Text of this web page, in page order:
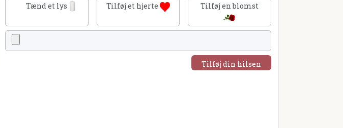
Tænd et lys Tilføj et hjerte Tilføj en blomst
Tilføj din hilsen